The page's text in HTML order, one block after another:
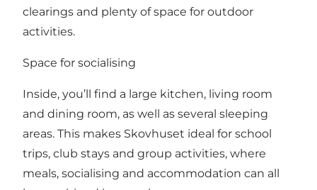
clearings and plenty of space for outdoor
activities.
Space for socialising
Inside, you’ll find a large kitchen, living room
and dining room, as well as several sleeping
areas. This makes Skovhuset ideal for school
trips, club stays and group activities, where
meals, socialising and accommodation can all